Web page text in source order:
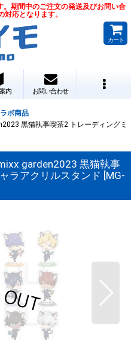
期間中のご注文の発送及びお問い合
応となります。
カート
内 お問い合わせ
ボ商品
黒猫執事喫茶2 トレーディングミ
garden2023 黒猫執事
ラアクリルスタンド [MG-